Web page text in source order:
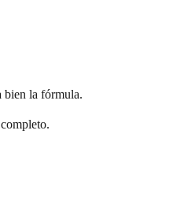
bien la fórmula.